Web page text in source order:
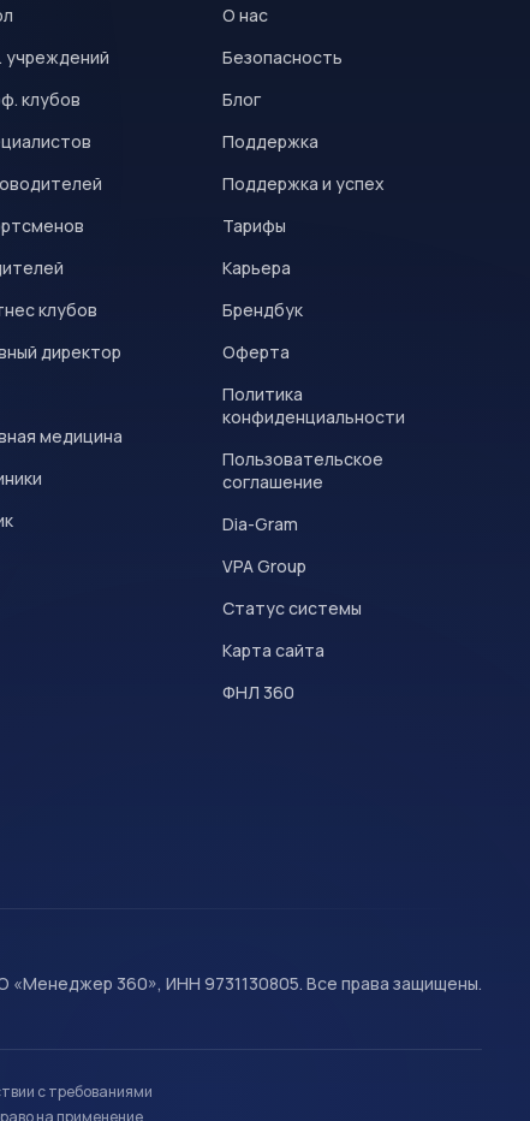
учреждений
клубов
клубов
директор
медицина
О нас
Безопасность
Блог
Поддержка
Поддержка и успех
Тарифы
Карьера
Брендбук
Оферта
Политика
конфиденциальности
Пользовательское
соглашение
Dia-Gram
VPA Group
Статус системы
Карта сайта
ФНЛ 360
360», ИНН 9731130805. Все права защищены.
с требованиями
на применение